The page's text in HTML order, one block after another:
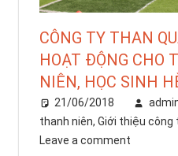
CÔNG TY THAN
HOẠT ĐỘNG CHO
NIÊN, HỌC SINH
21/06/2018
thanh niên, Giới thiệu công
Leave a comment